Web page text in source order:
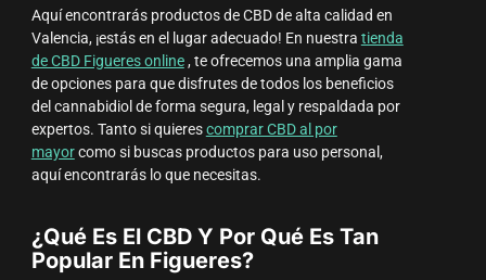
Aquí encontrarás productos de CBD de alta calidad en
Valencia, ¡estás en el lugar adecuado! En nuestra tienda
de CBD Figueres online, te ofrecemos una amplia gama
de opciones para que disfrutes de todos los beneficios
del cannabidiol de forma segura, legal y respaldada por
expertos. Tanto si quierescomprar CBD al por
mayorcomo si buscas productos para uso personal,
aquí encontrarás lo que necesitas.
¿Qué Es El CBD Y Por Qué Es Tan
Popular En Figueres?